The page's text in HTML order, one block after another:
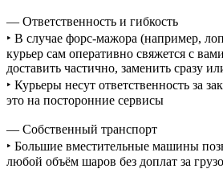
— Ответственность и гибкость
‣ В случае форс-мажора (например,
курьер сам оперативно свяжется с
доставить частично, заменить сразу
‣ Курьеры несут ответственность за
это на посторонние сервисы
— Собственный транспорт
‣ Большие вместительные машины
любой объём шаров без доплат за